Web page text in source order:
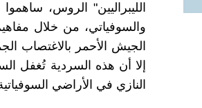
الليبراليين" الروس،
والسوفياتي، من خلال
الجيش الأحمر بالاغتصاب
إلا أن هذه السردية تُغفل
النازي في الأراضي السوفياتية،